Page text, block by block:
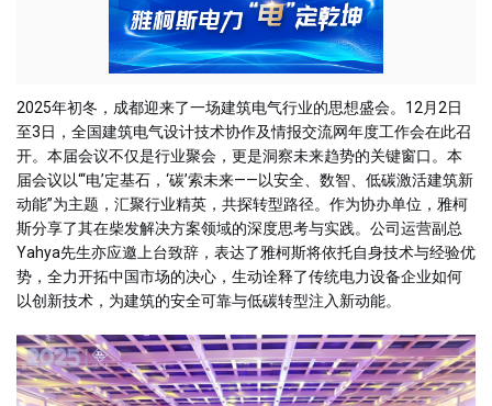
2025年初冬，成都迎来了一场建筑电气行业的思想盛会。 12 月2日
至3日，全国建筑电气设计技术协作及情报交流网年度工作会在此召
开。本届会议不仅是行业聚会，更是洞察未来趋势的关键窗口。本
届会议以“‘电’定基石， ‘碳’索未来——以安全、数智、低碳激活建筑新
动能”为主题，汇聚行业精英，共探转型路径。作为协办单位，雅柯
斯分享了其在柴发解决方案领域的深度思考与实践。公司运营副总
Yahya先生亦应邀上台致辞，表达了雅柯斯将依托自身技术与经验优
势，全力开拓中国市场的决心，生动诠释了传统电力设备企业如何
以创新技术，为建筑的安全可靠与低碳转型注入新动能。